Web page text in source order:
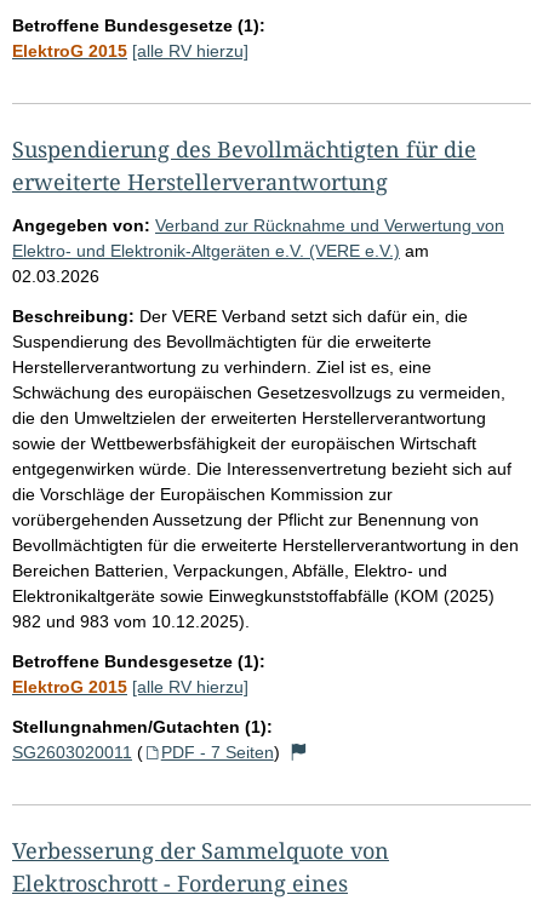
Betroffene Bundesgesetze (1):
ElektroG 2015 [alle RV hierzu]
Suspendierung des Bevollmächtigten für die
erweiterte Herstellerverantwortung
Angegeben von: Verband zur Rücknahme und Verwertung von
Elektro- und Elektronik-Altgeräten e.V. (VERE e.V.) am
02.03.2026
Beschreibung: Der VERE Verband setzt sich dafür ein, die
Suspendierung des Bevollmächtigten für die erweiterte
Herstellerverantwortung zu verhindern. Ziel ist es, eine
Schwächung des europäischen Gesetzesvollzugs zu vermeiden,
die den Umweltzielen der erweiterten Herstellerverantwortung
sowie der Wettbewerbsfähigkeit der europäischen Wirtschaft
entgegenwirken würde. Die Interessenvertretung bezieht sich auf
die Vorschläge der Europäischen Kommission zur
vorübergehenden Aussetzung der Pflicht zur Benennung von
Bevollmächtigten für die erweiterte Herstellerverantwortung in den
Bereichen Batterien, Verpackungen, Abfälle, Elektro- und
Elektronikaltgeräte sowie Einwegkunststoffabfälle (KOM (2025)
982 und 983 vom 10.12.2025).
Betroffene Bundesgesetze (1):
ElektroG 2015 [alle RV hierzu]
Stellungnahmen/Gutachten (1):
SG2603020011 ( PDF - 7 Seiten)
Verbesserung der Sammelquote von
Elektroschrott - Forderung eines